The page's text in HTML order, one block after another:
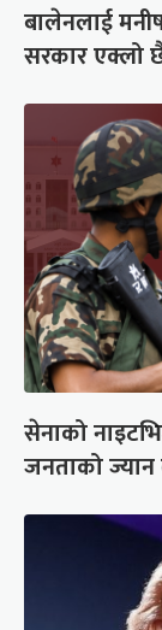
बालेनलाई
सरकार एक्लो
सेनाको
जनताको